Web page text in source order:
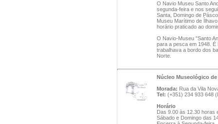
O Navio Museu Santo
segunda-feira e nos
Santa, Domingo de
Museu Marítimo de
horário praticado ao
O Navio-Museu "Santo
para a pesca em 1948.
trabalhava a bordo dos
Norte.
Núcleo Museológico
Morada: Rua da Vila
Tel: (+351) 234 933 648
Horário
Das 9.00 às 12.30 horas
Sábado e Domingo das